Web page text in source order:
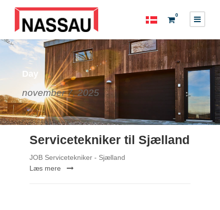
0
Day
november 7, 2025
Servicetekniker til Sjælland
JOB Servicetekniker - Sjælland
Læs mere